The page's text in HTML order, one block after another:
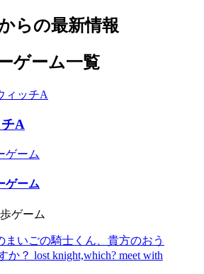
らの最新情報
ゲーム一覧
A
ゲーム
ゲーム
ゲーム